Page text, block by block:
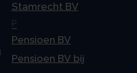
Stamrecht BV
P
Pensioen BV
Pensioen BV bij